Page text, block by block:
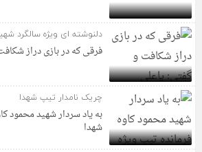
دلنوشته ای ویژه سالگرد
فرقی که در بازی دراز
چریک نامدار تیپ شهدا
به یاد سردار شهید محمود
شهدا